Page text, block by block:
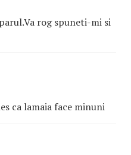
rog spuneti-mi si
ca lamaia face minuni